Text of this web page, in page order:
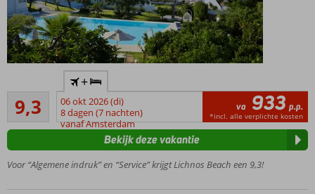
stijlvol
hotel
Rustig
nabij
Parga
Stad
9,3
Uitstekend
19
beoordelingen
+
06 okt 2026 (di)
8 dagen (7 nachten)
vanaf Amsterdam
va 933 p.p.
*incl. alle verplichte kosten
Voor “Algemene indruk” en “Service” krijgt Lichnos Beach een 9,3!
Bekijk deze vakantie